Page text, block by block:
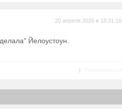
20 апреля 2026 в 18:31:16
Йелоустоун.
|